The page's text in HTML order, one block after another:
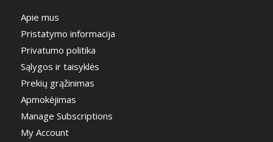
Apie mus
Pristatymo informacija
Privatumo politika
Sąlygos ir taisyklės
Prekių grąžinimas
Apmokėjimas
Manage Subscriptions
My Account